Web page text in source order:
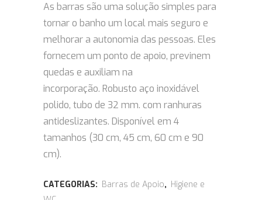
As barras são uma solução simples para
tornar o banho um local mais seguro e
melhorar a autonomia das pessoas. Eles
fornecem um ponto de apoio, previnem
quedas e auxiliam na
incorporação. Robusto aço inoxidável
polido, tubo de 32 mm. com ranhuras
antideslizantes. Disponível em 4
tamanhos (30 cm, 45 cm, 60 cm e 90
cm).
CATEGORIAS: Barras de Apoio, Higiene e